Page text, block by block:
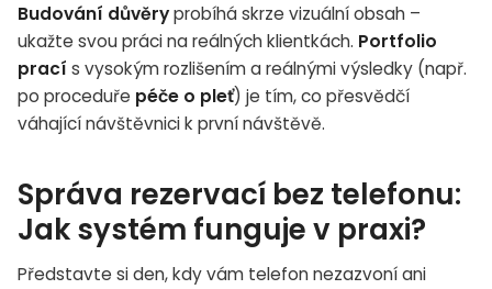
Budování důvěryprobíhá skrze vizuální obsah –
ukažte svou práci na reálných klientkách. Portfolio
prací s vysokým rozlišením a reálnými výsledky (např.
po proceduře péče o pleť) je tím, co přesvědčí
váhající návštěvnici k první návštěvě.
Správa rezervací bez telefonu:
Jak systém funguje v praxi?
Představte si den, kdy vám telefon nezazvoní ani